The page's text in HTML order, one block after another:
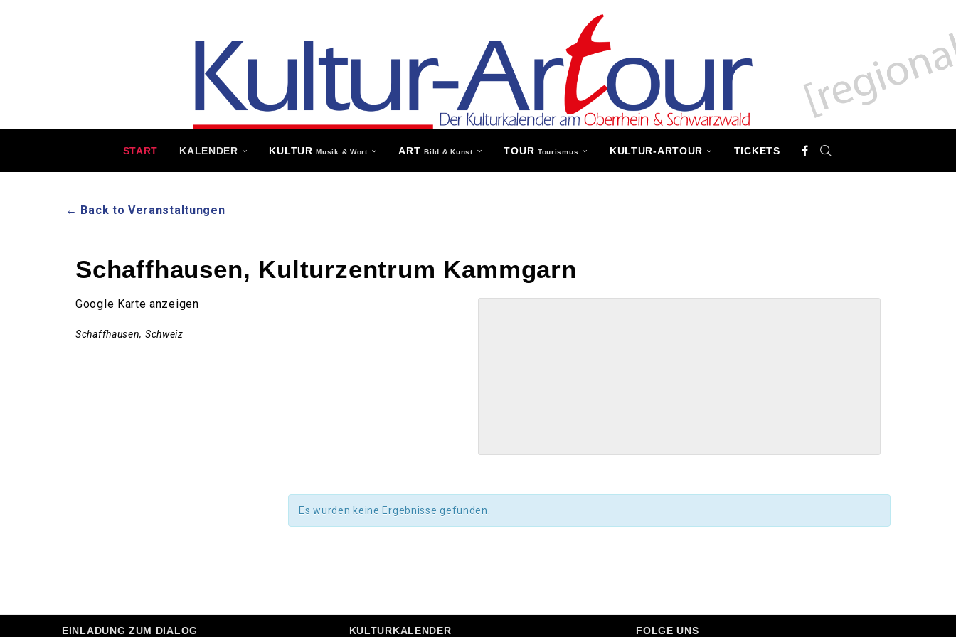
START KALENDER KULTURMusik & Wort ARTBild & Kunst TOUR Tourismus KULTUR-ARTOUR TICKETS
← Back to Veranstaltungen
Schaffhausen, Kulturzentrum Kammgarn
Google Karte anzeigen
Schaffhausen, Schweiz
Es wurden keine Ergebnisse gefunden.
EINLADUNG ZUM DIALOG KULTURKALENDER FOLGE UNS